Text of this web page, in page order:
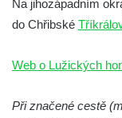
Kostel
dominikánů v
Dělnická v
Na jihozápadním
do Chřibské
Web o Lužických
Při značené cestě